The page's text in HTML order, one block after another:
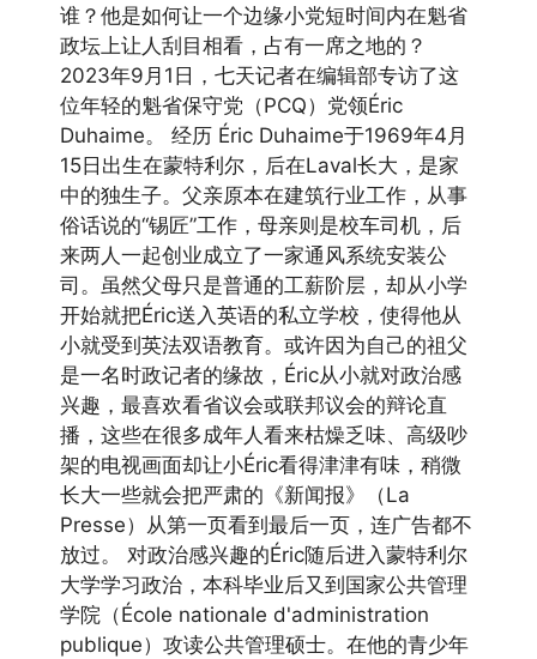
谁？他是如何让一个边缘小党短时间内在魁省
政坛上让人刮目相看，占有一席之地的？
2023年9月1日，七天记者在编辑部专访了这
位年轻的魁省保守党（PCQ）党领Éric
Duhaime。 经历 Éric Duhaime于1969年4月
15日出生在蒙特利尔，后在Laval长大，是家
中的独生子。父亲原本在建筑行业工作，从事
俗话说的“锡匠”工作，母亲则是校车司机，后
来两人一起创业成立了一家通风系统安装公
司。虽然父母只是普通的工薪阶层，却从小学
开始就把Éric送入英语的私立学校，使得他从
小就受到英法双语教育。或许因为自己的祖父
是一名时政记者的缘故，Éric从小就对政治感
兴趣，最喜欢看省议会或联邦议会的辩论直
播，这些在很多成年人看来枯燥乏味、高级吵
架的电视画面却让小Éric看得津津有味，稍微
长大一些就会把严肃的《新闻报》（La
Presse）从第一页看到最后一页，连广告都不
放过。 对政治感兴趣的Éric随后进入蒙特利尔
大学学习政治，本科毕业后又到国家公共管理
学院（École nationale d'administration
publique）攻读公共管理硕士。在他的青少年